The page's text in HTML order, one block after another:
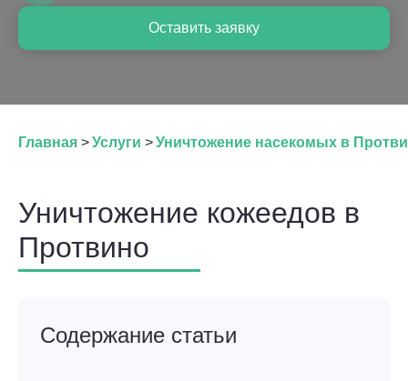
Оставить заявку
Главная >Услуги >Уничтожение насекомых в
Уничтожение кожеедов в
Протвино
Содержание статьи